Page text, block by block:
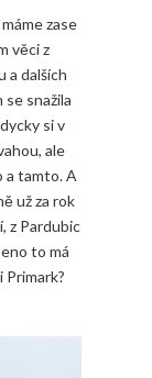
zase
věci z
a dalších
snažila
si v
ale
a tamto. A
už za rok
z Pardubic
to má
Primark?